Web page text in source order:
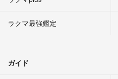
ラクマ最強鑑定
ガイド